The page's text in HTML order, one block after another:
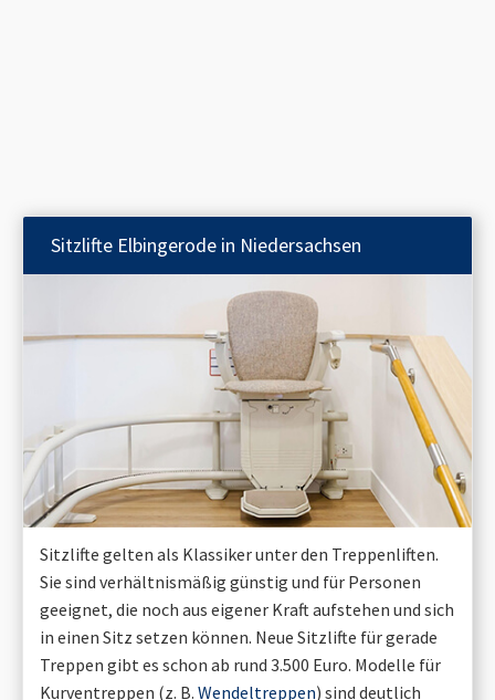
Sitzlifte Elbingerode in Niedersachsen
Sitzlifte gelten als Klassiker unter den Treppenliften.
Sie sind verhältnismäßig günstig und für Personen
geeignet, die noch aus eigener Kraft aufstehen und sich
in einen Sitz setzen können. Neue Sitzlifte für gerade
Treppen gibt es schon ab rund 3.500 Euro. Modelle für
Kurventreppen (z. B. Wendeltreppen) sind deutlich